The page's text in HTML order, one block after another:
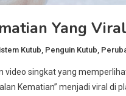
Yang
Kutub, Penguin Kutub,
video singkat yang
Kematian” menjadi viral di